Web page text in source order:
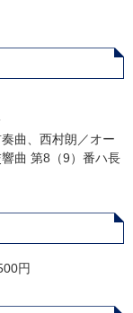
曲、西村朗／オー
曲 第8（9）番ハ長
円